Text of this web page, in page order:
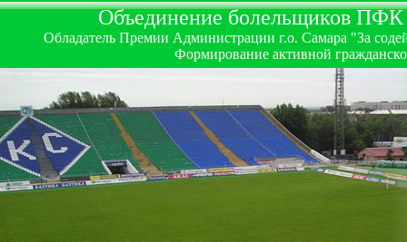
Объединение болельщиков
Обладатель Премии Администрации г.о. Самара "За
Формирование активной